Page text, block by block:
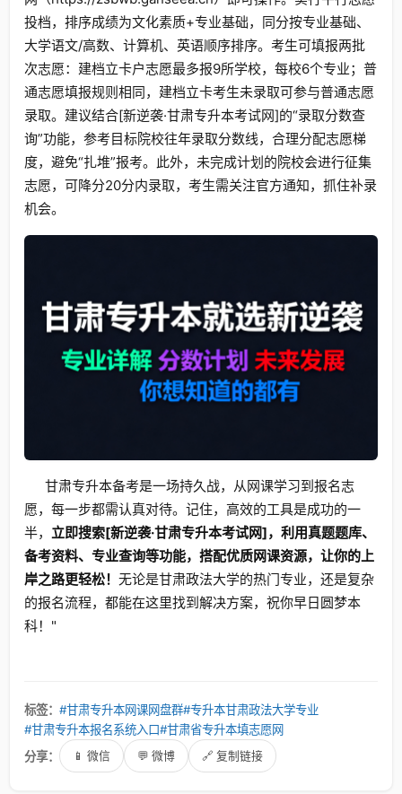
投档，排序成绩为文化素质+专业基础，同分按专业基础、
大学语文/高数、计算机、英语顺序排序。考生可填报两批
次志愿：建档立卡户志愿最多报9所学校，每校6个专业；普
通志愿填报规则相同，建档立卡考生未录取可参与普通志愿
录取。建议结合[新逆袭·甘肃专升本考试网]的“录取分数查
询”功能，参考目标院校往年录取分数线，合理分配志愿梯
度，避免“扎堆”报考。此外，未完成计划的院校会进行征集
志愿，可降分20分内录取，考生需关注官方通知，抓住补录
机会。
甘肃专升本备考是一场持久战，从网课学习到报名志
愿，每一步都需认真对待。记住，高效的工具是成功的一
半， 立即搜索[新逆袭·甘肃专升本考试网]，利用真题题库、
备考资料、专业查询等功能，搭配优质网课资源，让你的上
岸之路更轻松！ 无论是甘肃政法大学的热门专业，还是复杂
的报名流程，都能在这里找到解决方案，祝你早日圆梦本
科！"
标签： #甘肃专升本网课网盘群#专升本甘肃政法大学专业
#甘肃专升本报名系统入口#甘肃省专升本填志愿网
分享：
📱 微信 💬 微博 🔗 复制链接